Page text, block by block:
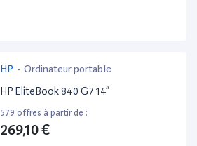
HP - Ordinateur portable
HP EliteBook 840 G7 14”
579 offres à partir de :
269,10 €